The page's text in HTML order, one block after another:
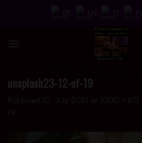
unsplash23-12-of-19
Published 10. July 2021 at 1000 × 671
19